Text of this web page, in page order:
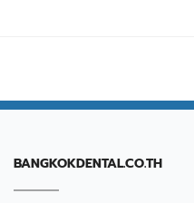
BANGKOKDENTAL.CO.TH